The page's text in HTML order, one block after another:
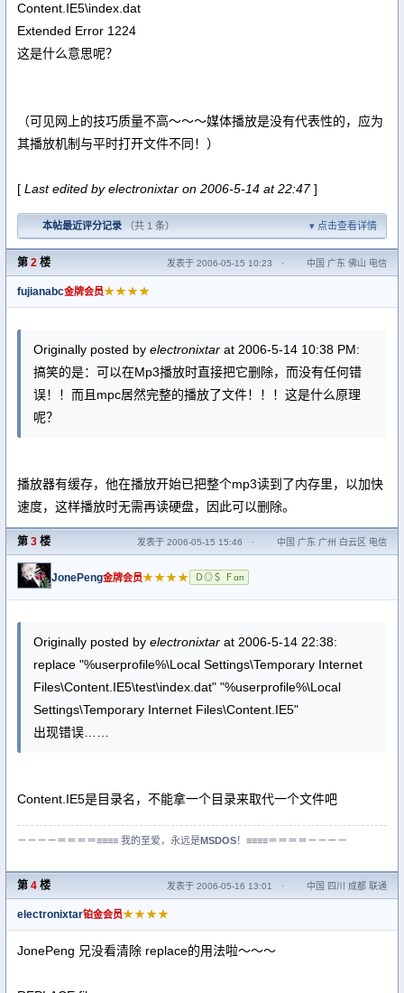
Content.IE5\index.dat
Extended Error 1224
这是什么意思呢？
（可见网上的技巧质量不高～～～媒体播放是没有代表性的，应为
其播放机制与平时打开文件不同！）
[ Last edited by electronixtar on 2006-5-14 at 22:47]
本帖最近评分记录 （共 1 条） 点击查看详情
第 2 楼 发表于 2006-05-15 10:23 · 中国 广东 佛山 电信
fujianabc金牌会员★★★★
Originally posted by electronixtar at 2006-5-14 10:38 PM:
搞笑的是：可以在Mp3播放时直接把它删除，而没有任何错
误！！而且mpc居然完整的播放了文件！！！这是什么原理
呢？
播放器有缓存，他在播放开始已把整个mp3读到了内存里，以加快
速度，这样播放时无需再读硬盘，因此可以删除。
第 3 楼 发表于 2006-05-15 15:46 · 中国 广东 广州 白云区 电信
JonePeng金牌会员★★★★ Ｄ◎＄ Ｆαп
Originally posted by electronixtar at 2006-5-14 22:38:
replace "%userprofile%\Local Settings\Temporary Internet
Files\Content.IE5\test\index.dat" "%userprofile%\Local
Settings\Temporary Internet Files\Content.IE5"
出现错误……
Content.IE5是目录名，不能拿一个目录来取代一个文件吧
－－－－＝＝＝＝≡≡≡≡ 我的至爱，永远是MSDOS！≡≡≡≡＝＝＝＝－－－－
第 4 楼 发表于 2006-05-16 13:01 · 中国 四川 成都 联通
electronixtar铂金会员★★★★
JonePeng 兄没看清除 replace的用法啦～～～